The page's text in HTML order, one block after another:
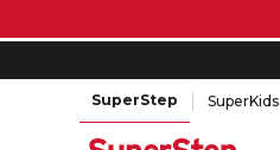
SuperStep SuperKids